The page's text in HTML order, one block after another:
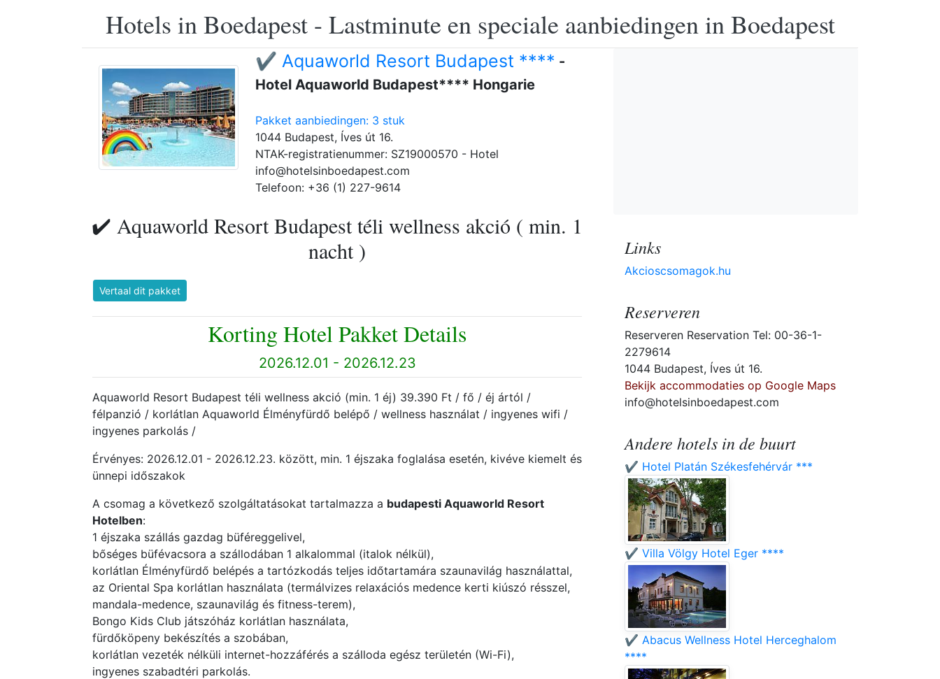
Hotels in Boedapest - Lastminute en speciale aanbiedingen in Boedapest
✔️ Aquaworld Resort Budapest **** -
Hotel Aquaworld Budapest**** Hongarie
Pakket aanbiedingen: 3 stuk
1044 Budapest, Íves út 16.
NTAK-registratienummer: SZ19000570 - Hotel
info@hotelsinboedapest.com
Telefoon: +36 (1) 227-9614
✔️ Aquaworld Resort Budapest téli wellness akció ( min. 1
nacht )
Vertaal dit pakket
Korting Hotel Pakket Details
2026.12.01 - 2026.12.23
Aquaworld Resort Budapest téli wellness akció (min. 1 éj) 39.390 Ft / fő / éj ártól /
félpanzió / korlátlan Aquaworld Élményfürdő belépő / wellness használat / ingyenes wifi /
ingyenes parkolás /
Érvényes: 2026.12.01 - 2026.12.23. között, min. 1 éjszaka foglalása esetén, kivéve kiemelt és
ünnepi időszakok
A csomag a következő szolgáltatásokat tartalmazza a budapesti Aquaworld Resort
Hotelben:
1 éjszaka szállás gazdag büféreggelivel,
bőséges büfévacsora a szállodában 1 alkalommal (italok nélkül),
korlátlan Élményfürdő belépés a tartózkodás teljes időtartamára szaunavilág használattal,
az Oriental Spa korlátlan használata (termálvizes relaxációs medence kerti kiúszó résszel,
mandala-medence, szaunavilág és fitness-terem),
Bongo Kids Club játszóház korlátlan használata,
fürdőköpeny bekészítés a szobában,
korlátlan vezeték nélküli internet-hozzáférés a szálloda egész területén (Wi-Fi),
ingyenes szabadtéri parkolás.
Links
Akcioscsomagok.hu
Reserveren
Reserveren Reservation Tel: 00-36-1-
2279614
1044 Budapest, Íves út 16.
Bekijk accommodaties op Google Maps
info@hotelsinboedapest.com
Andere hotels in de buurt
✔️ Hotel Platán Székesfehérvár ***
✔️ Villa Völgy Hotel Eger ****
✔️ Abacus Wellness Hotel Herceghalom
****